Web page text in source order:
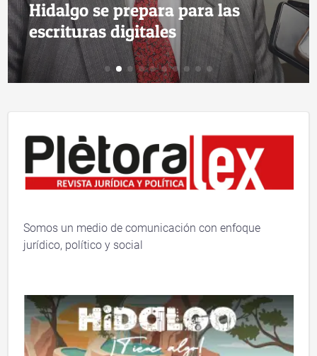
Hidalgo se prepara para las
escrituras digitales
Somos un medio de comunicación con enfoque
jurídico, político y social